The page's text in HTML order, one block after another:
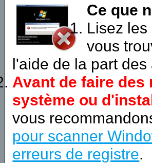
Ce que
Lisez
vous
l'aide de la part
Avant de faire
système ou
vous
pour scanner
erreurs de registre.